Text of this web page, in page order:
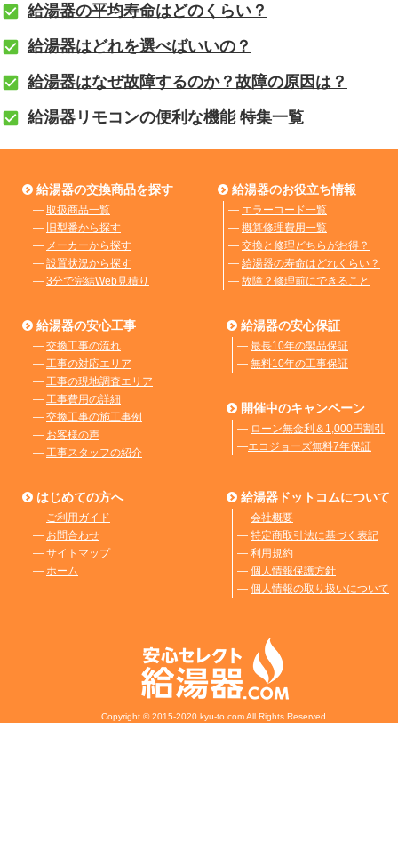
給湯器の平均寿命はどのくらい？
給湯器はどれを選べばいいの？
給湯器はなぜ故障するのか？故障の原因は？
給湯器リモコンの便利な機能 特集一覧
給湯器の交換商品を探す
― 取扱商品一覧
― 旧型番から探す
― メーカーから探す
― 設置状況から探す
― 3分で完結Web見積り
給湯器のお役立ち情報
― エラーコード一覧
― 概算修理費用一覧
― 交換と修理どちらがお得？
― 給湯器の寿命はどれくらい？
― 故障？修理前にできること
給湯器の安心工事
― 交換工事の流れ
― 工事の対応エリア
― 工事の現地調査エリア
― 工事費用の詳細
― 交換工事の施工事例
― お客様の声
― 工事スタッフの紹介
給湯器の安心保証
― 最長10年の製品保証
― 無料10年の工事保証
開催中のキャンペーン
― ローン無金利＆1,000円割引
―エコジョーズ無料7年保証
はじめての方へ
― ご利用ガイド
― お問合わせ
― サイトマップ
― ホーム
給湯器ドットコムについて
― 会社概要
― 特定商取引法に基づく表記
― 利用規約
― 個人情報保護方針
― 個人情報の取り扱いについて
Copyright © 2015-2020 kyu-to.com All Rights Reserved.